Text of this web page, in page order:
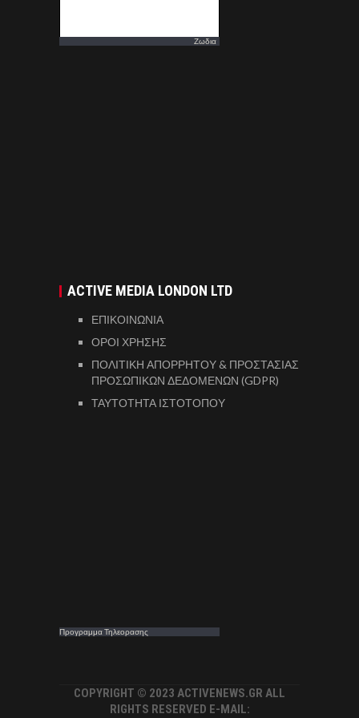
Ζωδια
ACTIVE MEDIA LONDON LTD
ΕΠΙΚΟΙΝΩΝΙΑ
ΟΡΟΙ ΧΡΗΣΗΣ
ΠΟΛΙΤΙΚΗ ΑΠΟΡΡΗΤΟΥ & ΠΡΟΣΤΑΣΙΑΣ
ΠΡΟΣΩΠΙΚΩΝ ΔΕΔΟΜΕΝΩΝ (GDPR)
ΤΑΥΤΟΤΗΤΑ ΙΣΤΟΤΟΠΟΥ
Προγραμμα Τηλεορασης
COPYRIGHT © 2023 ACTIVENEWS.GR ALL
RIGHTS RESERVED E-MAIL: